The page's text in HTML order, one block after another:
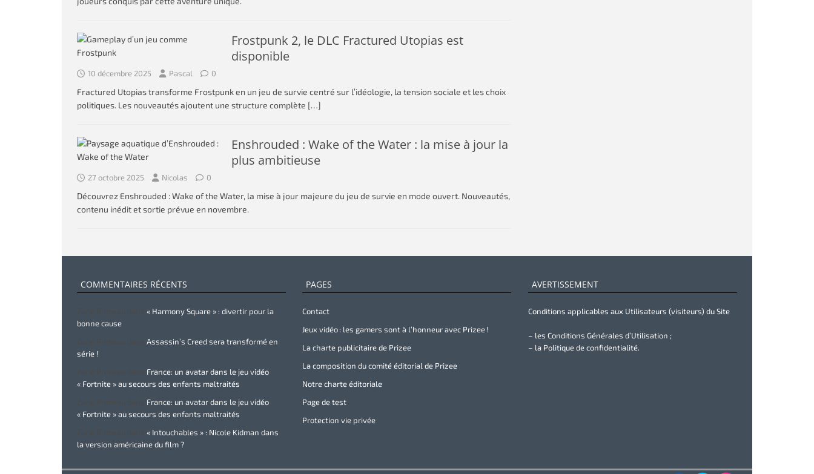
Frostpunk 2, le DLC Fractured Utopias est
disponible
10 décembre 2025 Pascal 0
Fractured Utopias transforme Frostpunk en un jeu de survie centré sur l’idéologie, la tension sociale et les choix
politiques. Les nouveautés ajoutent une structure complète […]
Enshrouded : Wake of the Water : la mise à jour la
plus ambitieuse
27 octobre 2025 Nicolas 0
Découvrez Enshrouded : Wake of the Water, la mise à jour majeure du jeu de survie en mode ouvert. Nouveautés,
contenu inédit et sortie prévue en novembre.
COMMENTAIRES RÉCENTS
« Harmony Square » : divertir pour la
bonne cause
Assassin’s Creed sera transformé en
série !
France: un avatar dans le jeu vidéo
« Fortnite » au secours des enfants maltraités
France: un avatar dans le jeu vidéo
« Fortnite » au secours des enfants maltraités
« Intouchables » : Nicole Kidman dans
la version américaine du film ?
PAGES
Contact
Jeux vidéo : les gamers sont à l’honneur avec Prizee !
La charte publicitaire de Prizee
La composition du comité éditorial de Prizee
Notre charte éditoriale
Page de test
Protection vie privée
AVERTISSEMENT
Conditions applicables aux Utilisateurs (visiteurs) du Site
– les Conditions Générales d’Utilisation ;
– la Politique de confidentialité.